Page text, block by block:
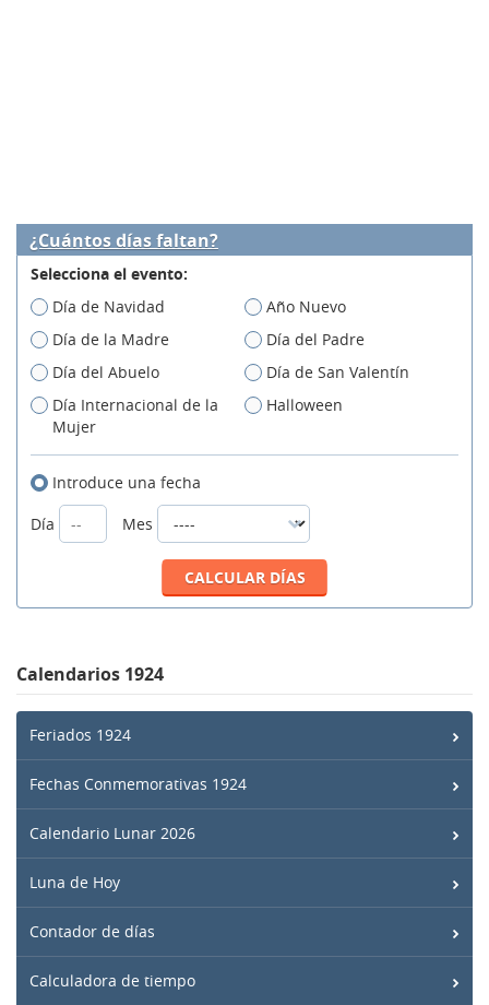
¿Cuántos días faltan?
Selecciona el evento:
Día de Navidad
Año Nuevo
Día de la Madre
Día del Padre
Día del Abuelo
Día de San Valentín
Día Internacional de la
Mujer
Halloween
Introduce una fecha
Día
Mes
Calendarios 1924
Feriados 1924
Fechas Conmemorativas 1924
Calendario Lunar 2026
Luna de Hoy
Contador de días
Calculadora de tiempo